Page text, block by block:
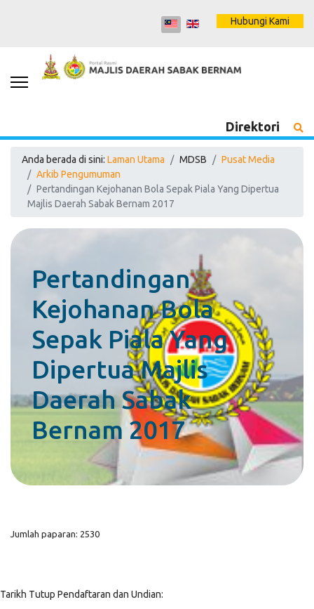
Hubungi Kami
Direktori
Anda berada di sini: Laman Utama MDSB
Pusat Media
Arkib Pengumuman
Pertandingan Kejohanan Bola Sepak Piala Yang Dipertua
Majlis Daerah Sabak Bernam 2017
Pertandingan
Kejohanan Bola
Sepak Piala Yang
Dipertua Majlis
Daerah Sabak
Bernam 2017
Jumlah paparan: 2530
Tarikh Tutup Pendaftaran dan Undian: